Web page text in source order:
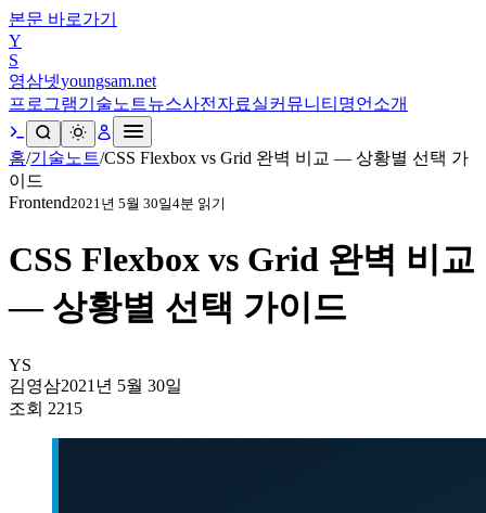
본문 바로가기
Y
S
영삼넷youngsam.net
프로그램기술노트뉴스사전 자료실커뮤니티 명언 소개
홈/기술노트/CSS Flexbox vs Grid 완벽 비교 — 상황별 선택 가
이드
Frontend2021년 5월 30일4분 읽기
CSS Flexbox vs Grid 완벽 비교
— 상황별 선택 가이드
YS
김영삼2021년 5월 30일
조회 2215